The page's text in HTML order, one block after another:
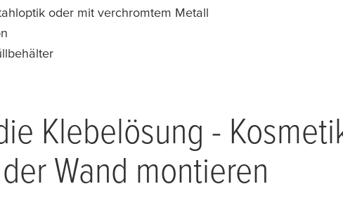
oder mit verchromtem Metall
Klebelösung -
Wand montieren